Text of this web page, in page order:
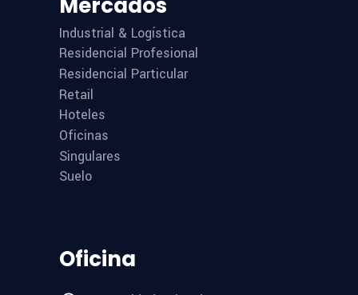
Industrial & Logística
Residencial Profesional
Residencial Particular
Retail
Hoteles
Oficinas
Singulares
Suelo
Oficina